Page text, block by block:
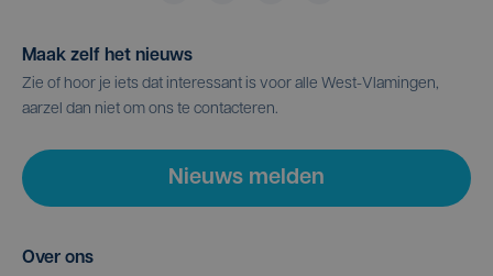
Maak zelf het nieuws
Zie of hoor je iets dat interessant is voor alle West-Vlamingen,
aarzel dan niet om ons te contacteren.
Nieuws melden
Over ons